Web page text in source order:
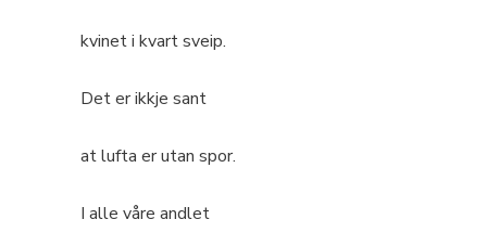
kvinet i kvart sveip.
Det er ikkje sant
at lufta er utan spor.
I alle våre andlet